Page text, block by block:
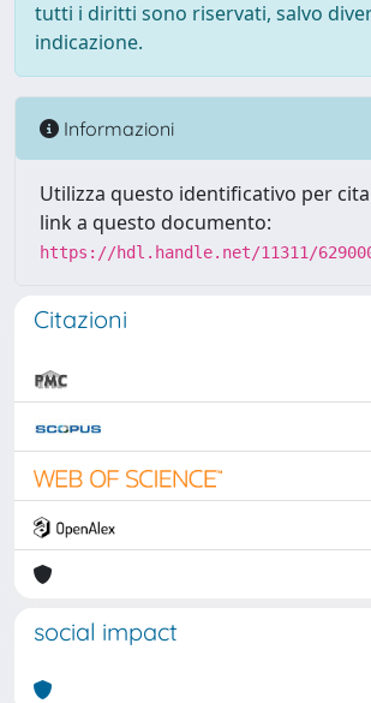
tutti i diritti sono riservati, salvo
indicazione.
Informazioni
Utilizza questo identificativo per
link a questo documento:
https://hdl.handle.net/11311/
Citazioni
social impact